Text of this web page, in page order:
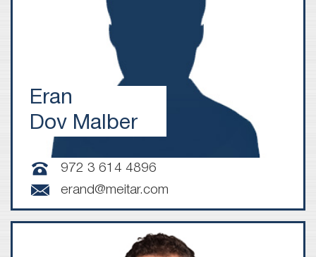
Eran
Dov Malber
972 3 614 4896
erand@meitar.com